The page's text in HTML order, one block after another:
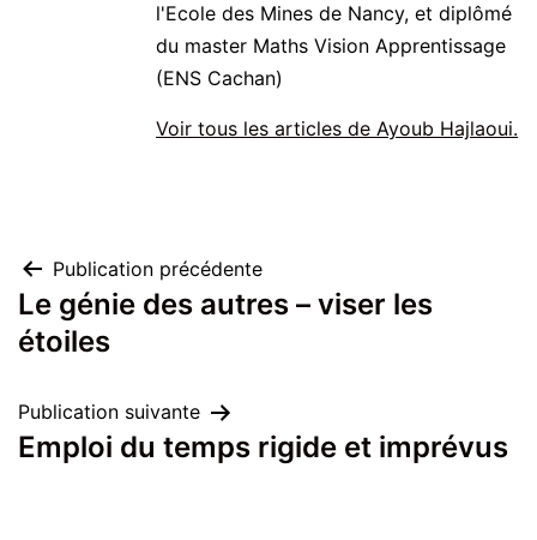
l'Ecole des Mines de Nancy, et diplômé
du master Maths Vision Apprentissage
(ENS Cachan)
Voir tous les articles de Ayoub Hajlaoui.
Navigation
de
l’article
Publication précédente
Le génie des autres – viser les
étoiles
Publication suivante
Emploi du temps rigide et imprévus